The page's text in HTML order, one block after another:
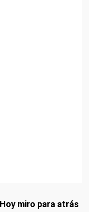
miro para atrás